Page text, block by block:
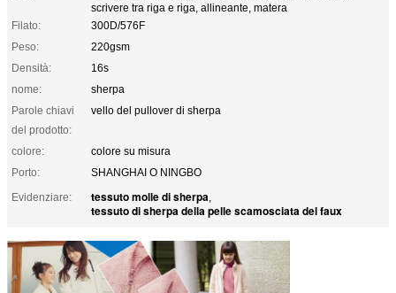
scrivere tra riga e riga, allineante, matera
Filato:
300D/576F
Peso:
220gsm
Densità:
16s
nome:
sherpa
Parole chiavi
del prodotto:
vello del pullover di sherpa
colore:
colore su misura
Porto:
SHANGHAI O NINGBO
Evidenziare:
tessuto molle di sherpa,
tessuto di sherpa della pelle scamosciata del faux